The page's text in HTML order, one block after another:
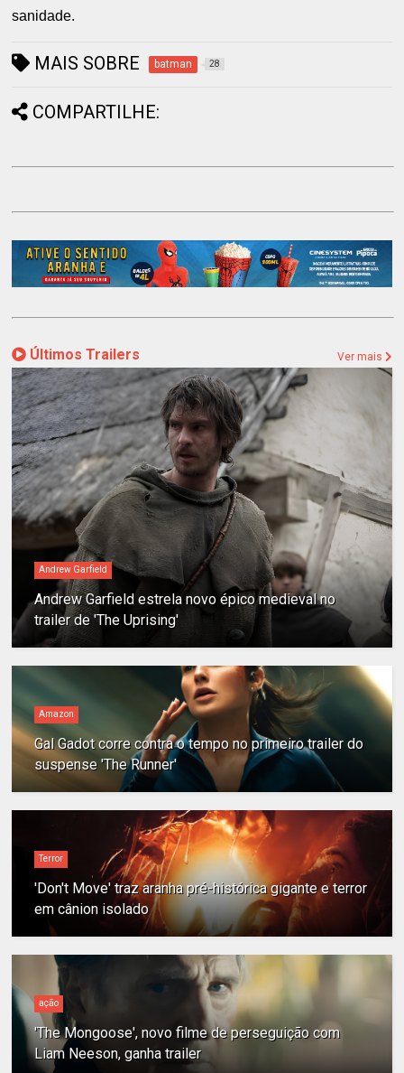
sanidade.
MAIS SOBRE batman 28
COMPARTILHE:
Últimos Trailers Ver mais
Andrew Garfield
Andrew Garfield estrela novo épico medieval no
trailer de 'The Uprising'
Amazon
Gal Gadot corre contra o tempo no primeiro trailer do
suspense 'The Runner'
Terror
'Don't Move' traz aranha pré-histórica gigante e terror
em cânion isolado
ação
'The Mongoose', novo filme de perseguição com
Liam Neeson, ganha trailer